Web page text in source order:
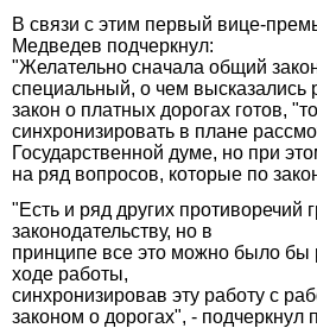
В связи с этим первый вице-
Медведев подчеркнул:
"Желательно сначала общий
специальный, о чем высказались
закон о платных дорогах готов,
синхронизировать в плане
Государственной думе, но при
на ряд вопросов, которые по
"Есть и ряд других противоречий
законодательству, но в
принципе все это можно было бы
ходе работы,
синхронизировав эту работу с
законом о дорогах", -